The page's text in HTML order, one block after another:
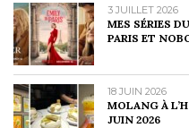
3 JUILLET 2026
MES SÉRIES
PARIS ET
18 JUIN 2026
MOLANG À
JUIN 2026